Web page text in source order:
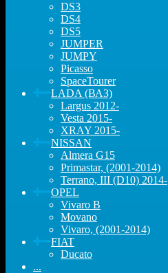
DS3
DS4
DS5
JUMPER
JUMPY
Picasso
SpaceTourer
LADA (ВАЗ)
Largus 2012-
Vesta 2015-
XRAY 2015-
NISSAN
Almera G15
Primastar, (2001-2014)
Terrano, III (D10) 2014-
OPEL
Vivaro B
Movano
Vivaro, (2001-2014)
FIAT
Ducato
...